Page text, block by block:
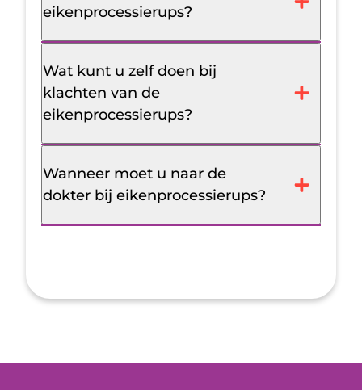
eikenprocessierups?
Wat kunt u zelf doen bij
klachten van de
eikenprocessierups?
Wanneer moet u naar de
dokter bij eikenprocessierups?